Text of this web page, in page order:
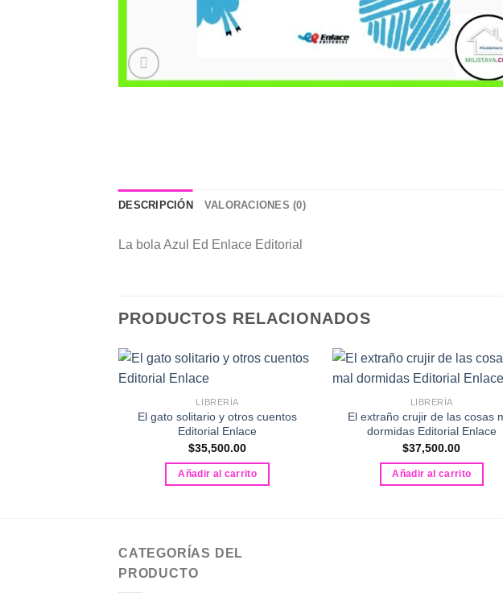
DESCRIPCIÓN VALORACIONES (0)
La bola Azul Ed Enlace Editorial
PRODUCTOS RELACIONADOS
LIBRERÍA
El gato solitario y otros cuentos
Editorial Enlace
$35,500.00
Añadir al carrito
LIBRERÍA
El extraño crujir de las cosas
dormidas Editorial Enlace
$37,500.00
Añadir al carrito
CATEGORÍAS DEL
PRODUCTO